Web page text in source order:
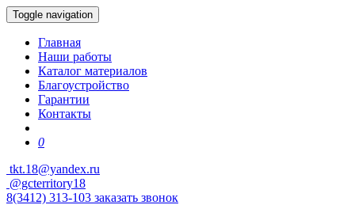
Toggle navigation
Главная
Наши работы
Каталог материалов
Благоустройство
Гарантии
Контакты
0
tkt.18@yandex.ru
@gcterritory18
8(3412) 313-103 заказать звонок